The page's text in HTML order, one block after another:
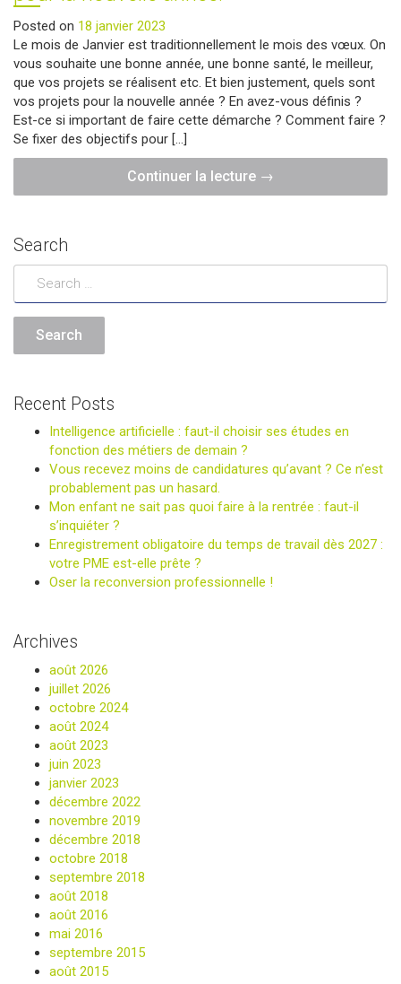
Posted on 18 janvier 2023
Le mois de Janvier est traditionnellement le mois des vœux. On
vous souhaite une bonne année, une bonne santé, le meilleur,
que vos projets se réalisent etc. Et bien justement, quels sont
vos projets pour la nouvelle année ? En avez-vous définis ?
Est-ce si important de faire cette démarche ? Comment faire ?
Se fixer des objectifs pour […]
Continuer la lecture "Trucs
&
→
Search
Recent Posts
Intelligence artificielle : faut-il choisir ses études en
fonction des métiers de demain ?
Vous recevez moins de candidatures qu’avant ? Ce n’est
probablement pas un hasard.
Mon enfant ne sait pas quoi faire à la rentrée : faut-il
s’inquiéter ?
Enregistrement obligatoire du temps de travail dès 2027 :
votre PME est-elle prête ?
Oser la reconversion professionnelle !
Archives
août 2026
juillet 2026
octobre 2024
août 2024
août 2023
juin 2023
janvier 2023
décembre 2022
novembre 2019
décembre 2018
octobre 2018
septembre 2018
août 2018
août 2016
mai 2016
septembre 2015
août 2015